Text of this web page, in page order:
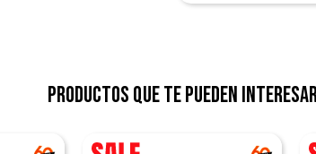
Productos que te pueden